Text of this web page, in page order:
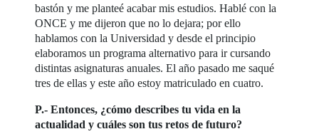
bastón y me planteé acabar mis estudios. Hablé con la
ONCE y me dijeron que no lo dejara; por ello
hablamos con la Universidad y desde el principio
elaboramos un programa alternativo para ir cursando
distintas asignaturas anuales. El año pasado me saqué
tres de ellas y este año estoy matriculado en cuatro.
P.- Entonces, ¿cómo describes tu vida en la
actualidad y cuáles son tus retos de futuro?